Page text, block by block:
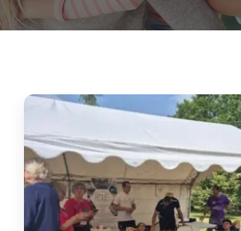
Actualités